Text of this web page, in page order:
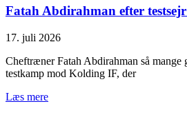
Fatah Abdirahman efter
17. juli 2026
Cheftræner Fatah Abdirahman så mange
testkamp mod Kolding IF, der
Læs mere